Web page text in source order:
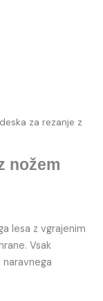
za rezanje z
nožem
lesa z vgrajenim
Vsak